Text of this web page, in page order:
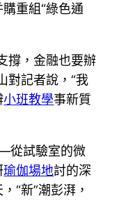
重組“綠色通
撐，金融也要辦
對記者說，“我
小班教學事新質
從試驗室的微
瑜伽場地討的深
“新”潮彭湃，